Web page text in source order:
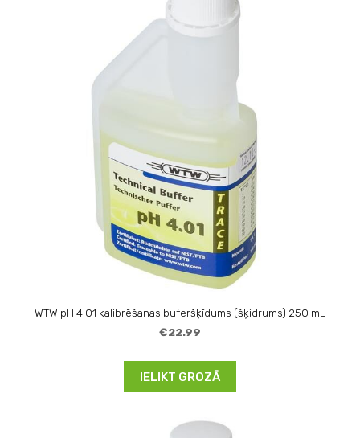
WTW pH 4.01 kalibrēšanas buferšķīdums (šķidrums) 250 mL
€22.99
IELIKT GROZĀ